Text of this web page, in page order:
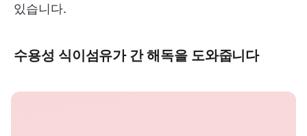
있습니다.
수용성 식이섬유가 간 해독을 도와줍니다